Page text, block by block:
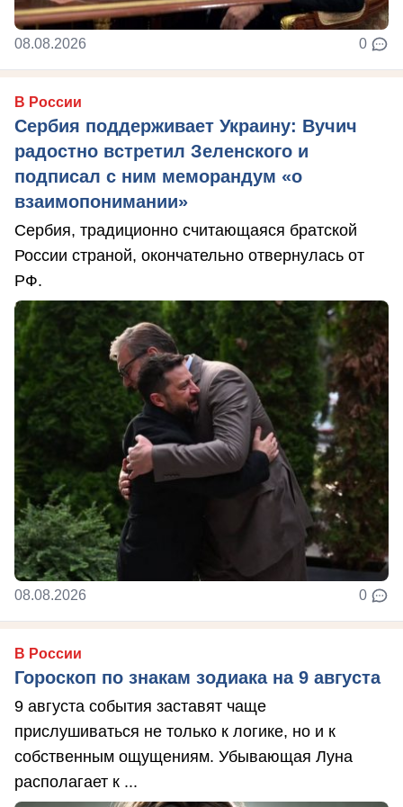
08.08.2026 0
В России
Сербия поддерживает Украину: Вучич
радостно встретил Зеленского и
подписал с ним меморандум «о
взаимопонимании»
Сербия, традиционно считающаяся братской
России страной, окончательно отвернулась от
РФ.
08.08.2026 0
В России
Гороскоп по знакам зодиака на 9 августа
9 августа события заставят чаще
прислушиваться не только к логике, но и к
собственным ощущениям. Убывающая Луна
располагает к ...